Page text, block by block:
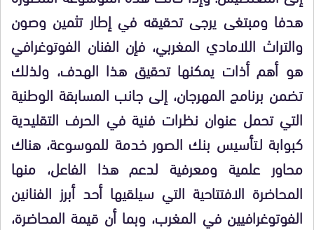
هدفا ومبتغى يرجى تحقيقه في إطار تثمين وصون
والتراث اللامادي المغربي، فإن الفنان الفوتوغرافي
هو أهم أذات يمكنها تحقيق هذا الهدف، ولذلك
تضمن برنامج المهرجان، إلى جانب المسابقة الوطنية
التي تحمل عنوان نظرات فنية في الحرف التقليدية
كبوابة لـتأسيس بنك الصور خدمة للموسوعة، هناك
محاور علمية ومعرفية لدعم هذا الفاعل، منها
المحاضرة الافتتاحية التي سيلقيها أحد أبرز الفنانين
الفوتوغرافيين في المغرب، وبما أن قيمة المحاضرة،